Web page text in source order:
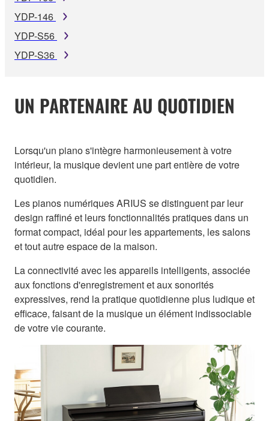
YDP-146
YDP-S56
YDP-S36
UN PARTENAIRE AU QUOTIDIEN
Lorsqu'un piano s'intègre harmonieusement à votre
intérieur, la musique devient une part entière de votre
quotidien.
Les pianos numériques ARIUS se distinguent par leur
design raffiné et leurs fonctionnalités pratiques dans un
format compact, idéal pour les appartements, les salons
et tout autre espace de la maison.
La connectivité avec les appareils intelligents, associée
aux fonctions d'enregistrement et aux sonorités
expressives, rend la pratique quotidienne plus ludique et
efficace, faisant de la musique un élément indissociable
de votre vie courante.